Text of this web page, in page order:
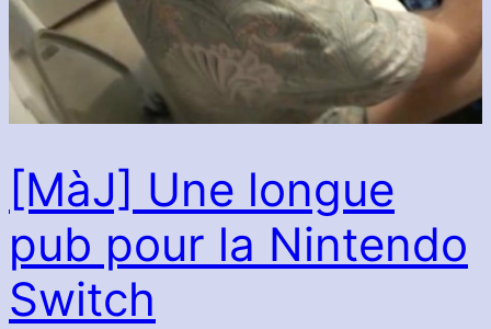
[MàJ] Une longue
pub pour la Nintendo
Switch